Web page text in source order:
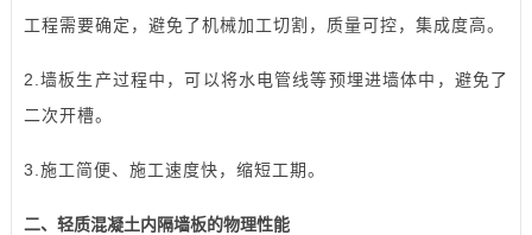
工程需要确定，避免了机械加工切割，质量可控，集成度高。
2.墙板生产过程中，可以将水电管线等预埋进墙体中，避免了
二次开槽。
3.施工简便、施工速度快，缩短工期。
二、轻质混凝土内隔墙板的物理性能